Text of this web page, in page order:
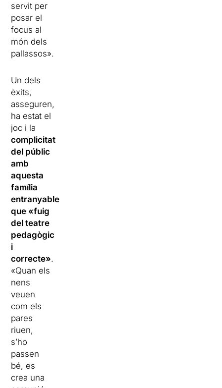
servit per
posar el
focus al
món dels
pallassos».
Un dels
èxits,
asseguren,
ha estat el
joc i la
complicitat
del públic
amb
aquesta
família
entranyable
que «fuig
del teatre
pedagògic
i
correcte».
«Quan els
nens
veuen
com els
pares
riuen,
s’ho
passen
bé, es
crea una